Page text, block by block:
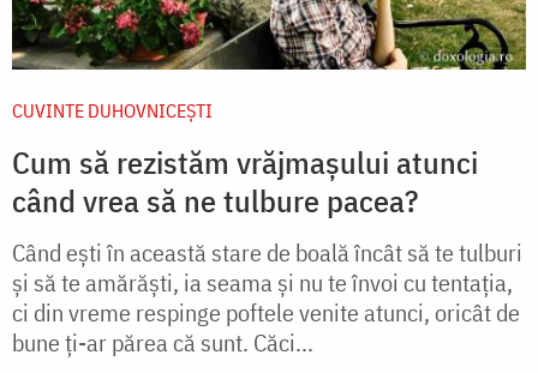
CUVINTE DUHOVNICEȘTI
Cum să rezistăm vrăjmașului atunci
când vrea să ne tulbure pacea?
Când ești în această stare de boală încât să te tulburi
şi să te amărăşti, ia seama și nu te învoi cu tentaţia,
ci din vreme respinge poftele venite atunci, oricât de
bune ţi-ar părea că sunt. Căci...